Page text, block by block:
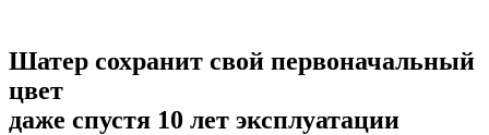
Шатер сохранит свой первоначальный
цвет
даже спустя 10 лет эксплуатации